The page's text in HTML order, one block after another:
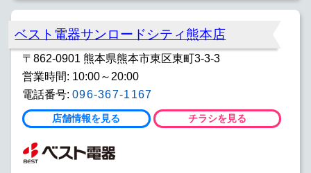
ベスト電器サンロードシティ熊本店
〒862-0901 熊本県熊本市東区東町3-3-3
営業時間: 10:00～20:00
電話番号: 096-367-1167
店舗情報を見る チラシを見る